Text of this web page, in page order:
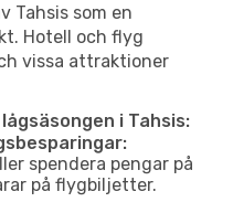
som en
Hotell och flyg
vissa attraktioner
i Tahsis:
spendera pengar på
på flygbiljetter.